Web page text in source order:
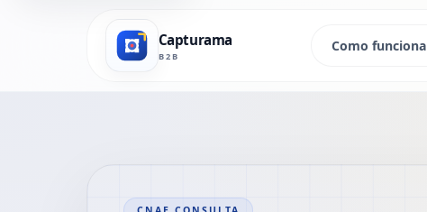
Capturama
B2B
Como funciona